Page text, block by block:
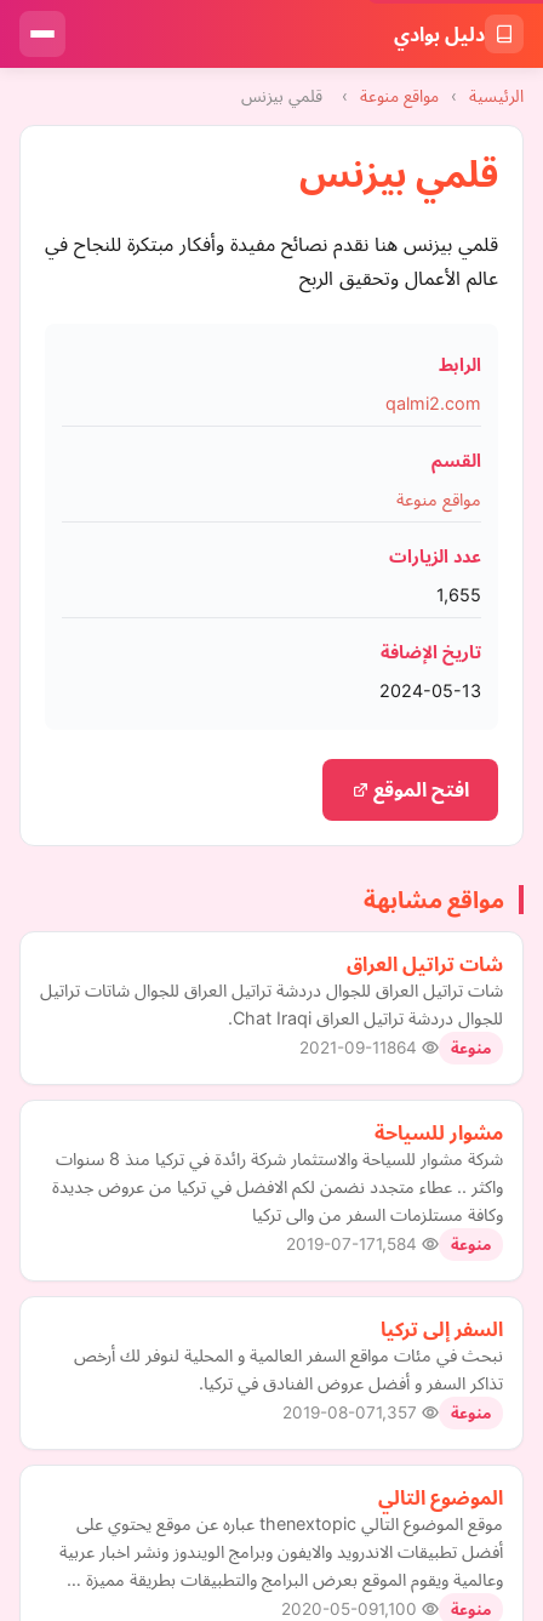
دليل بوادي
الرئيسية › مواقع منوعة › قلمي بيزنس
قلمي بيزنس
قلمي بيزنس هنا نقدم نصائح مفيدة وأفكار مبتكرة للنجاح في
عالم الأعمال وتحقيق الربح
الرابط
qalmi2.com
القسم
مواقع منوعة
عدد الزيارات
1,655
تاريخ الإضافة
2024-05-13
افتح الموقع
مواقع مشابهة
شات تراتيل العراق
شات تراتيل العراق للجوال دردشة تراتيل العراق للجوال شاتات تراتيل
للجوال دردشة تراتيل العراق Chat Iraqi.
منوعة 2021-09-11
مشوار للسياحة
شركة مشوار للسياحة والاستثمار شركة رائدة في تركيا منذ 8 سنوات
واكثر .. عطاء متجدد نضمن لكم الافضل في تركيا من عروض جديدة
وكافة مستلزمات السفر من والى تركيا
منوعة 2019-07-17
السفر إلى تركيا
نبحث في مئات مواقع السفر العالمية و المحلية لنوفر لك أرخص
تذاكر السفر و أفضل عروض الفنادق في تركيا.
منوعة 2019-08-07
الموضوع التالي
موقع الموضوع التالي thenextopic عباره عن موقع يحتوي على
أفضل تطبيقات الاندرويد والايفون وبرامج الويندوز ونشر اخبار عربية
وعالمية ويقوم الموقع بعرض البرامج والتطبيقات بطريقة مميزة …
منوعة 2020-05-09